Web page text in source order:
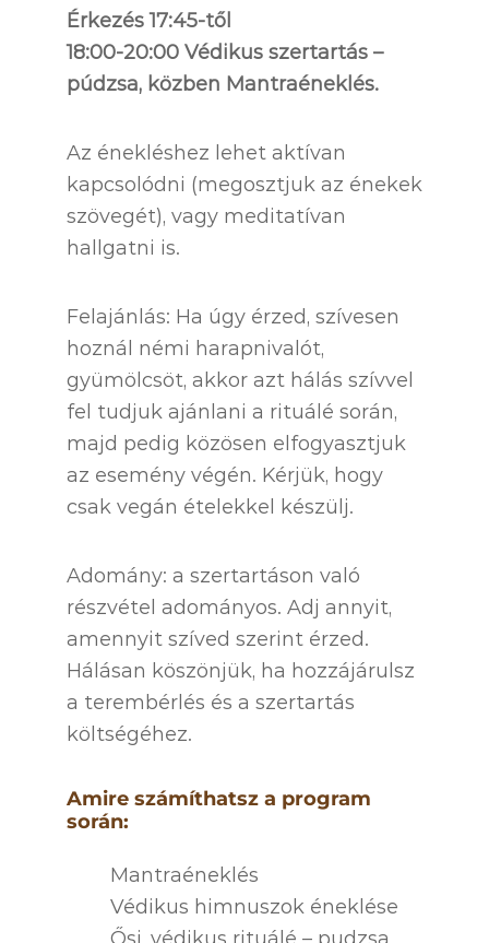
Érkezés 17:45-től
18:00-20:00 Védikus szertartás –
púdzsa, közben Mantraéneklés.
Az énekléshez lehet aktívan
kapcsolódni (megosztjuk az énekek
szövegét), vagy meditatívan
hallgatni is.
Felajánlás: Ha úgy érzed, szívesen
hoznál némi harapnivalót,
gyümölcsöt, akkor azt hálás szívvel
fel tudjuk ajánlani a rituálé során,
majd pedig közösen elfogyasztjuk
az esemény végén. Kérjük, hogy
csak vegán ételekkel készülj.
Adomány: a szertartáson való
részvétel adományos. Adj annyit,
amennyit szíved szerint érzed.
Hálásan köszönjük, ha hozzájárulsz
a terembérlés és a szertartás
költségéhez.
Amire számíthatsz a program
során:
Mantraéneklés
Védikus himnuszok éneklése